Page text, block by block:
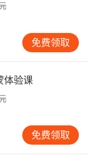
need crt here
就需要 化学反应
if it's all
对的话
免费领取
体验课
免费领取